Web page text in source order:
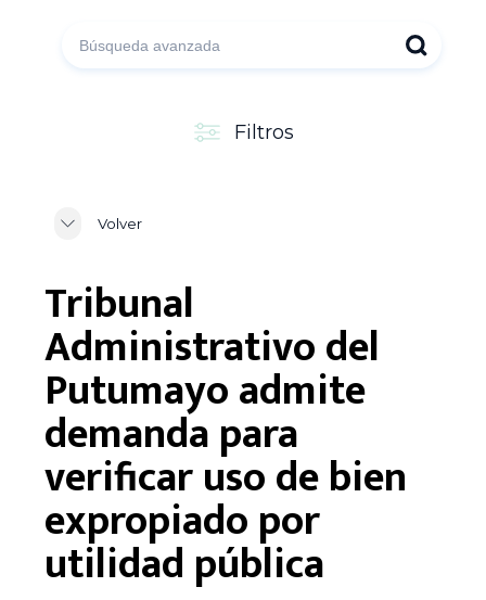
Filtros
Volver
Tribunal
Administrativo del
Putumayo admite
demanda para
verificar uso de bien
expropiado por
utilidad pública